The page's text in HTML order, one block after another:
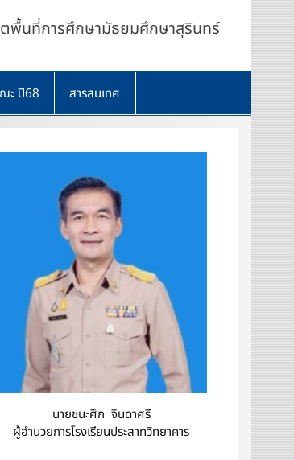
พื้นที่การศึกษามัธยมศึกษาสุรินทร์
ะ ปี68 สารสนเทศ
นายชนะศึก จินดาศรี
ผู้อำนวยการโรงเรียนประสาทวิทยาคาร